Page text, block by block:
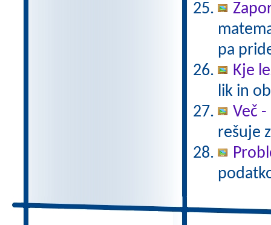
pa
Kje
lik in
Več
rešuje